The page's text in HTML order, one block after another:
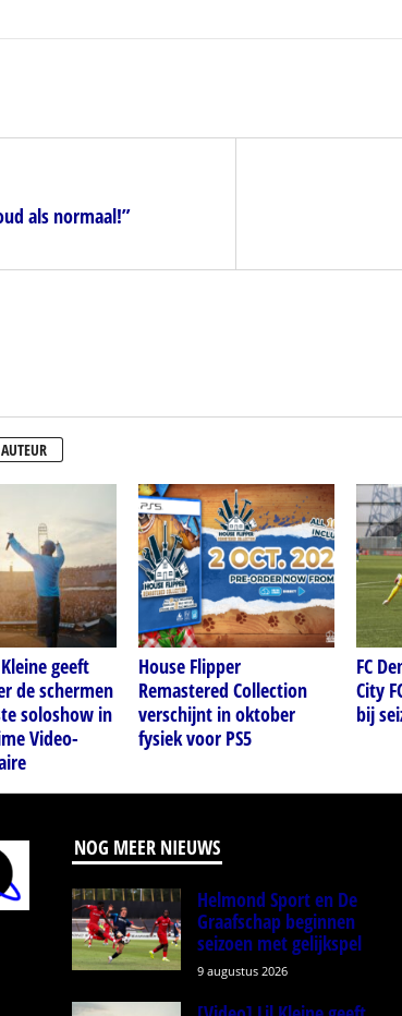
als normaal!”
geeft
de schermen
soloshow in
Video-
House Flipper
Remastered Collection
verschijnt in oktober
fysiek voor PS5
FC
City
bij
NOG MEER NIEUWS
Helmond Sport en De
Graafschap beginnen
seizoen met gelijkspel
9 augustus 2026